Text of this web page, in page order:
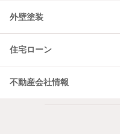
外壁塗装
住宅ローン
不動産会社情報